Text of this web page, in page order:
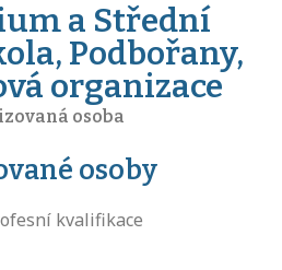
a Střední
Podbořany,
organizace
osoba
osoby
kvalifikace